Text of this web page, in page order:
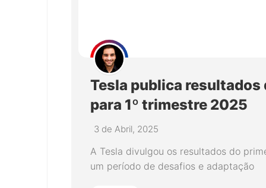
Tesla publica resultados
para 1º trimestre 2025
3 de Abril, 2025
A Tesla divulgou os resultados do
um período de desafios e adaptação